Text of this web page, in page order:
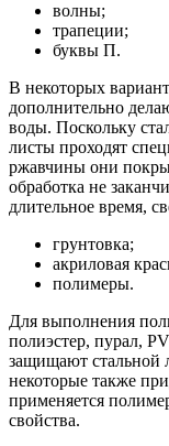
волны;
трапеции;
буквы П.
В некоторых
дополнительно
воды. Поскольку
листы проходят
ржавчины они
обработка не
длительное время,
грунтовка;
акриловая
полимеры.
Для выполнения
полиэстер, пурал,
защищают стальной
некоторые также
применяется
свойства.